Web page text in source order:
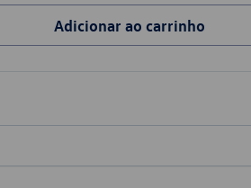
Adicionar ao carrinho